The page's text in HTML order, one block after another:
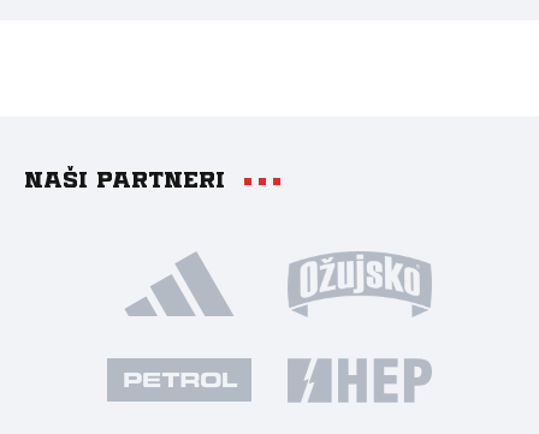
Naši partneri